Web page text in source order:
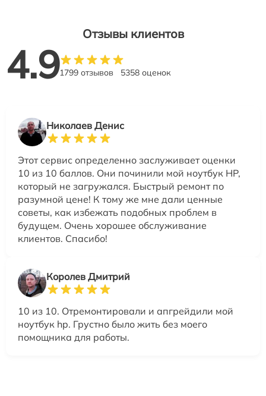
Отзывы клиентов
4.91799 отзывов 5358 оценок
Николаев Денис
Этот сервис определенно заслуживает оценки
10 из 10 баллов. Они починили мой ноутбук HP,
который не загружался. Быстрый ремонт по
разумной цене! К тому же мне дали ценные
советы, как избежать подобных проблем в
будущем. Очень хорошее обслуживание
клиентов. Спасибо!
Королев Дмитрий
10 из 10. Отремонтировали и апгрейдили мой
ноутбук hp. Грустно было жить без моего
помощника для работы.